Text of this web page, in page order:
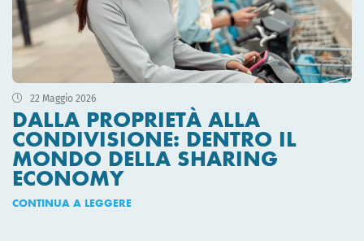
22 Maggio 2026
DALLA PROPRIETÀ ALLA
CONDIVISIONE: DENTRO IL
MONDO DELLA SHARING
ECONOMY
CONTINUA A LEGGERE